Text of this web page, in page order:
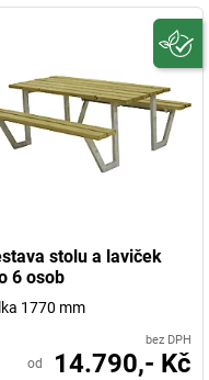
stolu a laviček
6 osob
1770 mm
bez DPH
od 14.790,- Kč